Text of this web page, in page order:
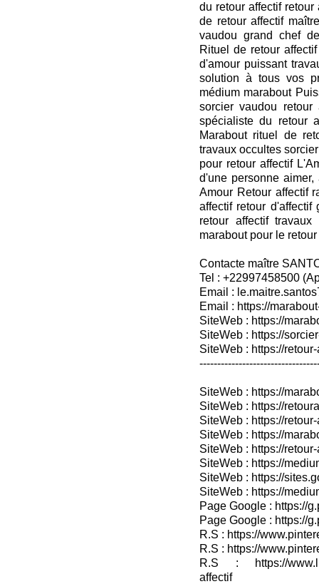
du retour affectif
de retour affectif
vaudou grand chef
Rituel de retour
d'amour puissant
solution à tous vos
médium marabout
sorcier vaudou retour
spécialiste du retour
Marabout rituel de
travaux occultes
pour retour affectif
d'une personne
Amour Retour affectif
affectif retour
retour affectif
marabout pour le
Contacte maître
Tel : +22997458500
Email :
Email : https://
SiteWeb : https://
SiteWeb : https://
SiteWeb : https://
SiteWeb : https://
SiteWeb : https://
SiteWeb : https://
SiteWeb : https://
SiteWeb : https://
SiteWeb : https://
SiteWeb : https://
SiteWeb : https://
Page Google : https://
Page Google : https://
R.S : https://
R.S : https://
R.S : https://
affectif